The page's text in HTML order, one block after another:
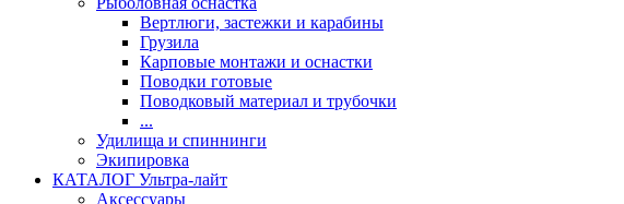
Вертлюги, застежки и карабины
Грузила
Карповые монтажи и оснастки
Поводки готовые
Поводковый материал и трубочки
...
Удилища и спиннинги
Экипировка
КАТАЛОГ Ультра-лайт
Аксессуары